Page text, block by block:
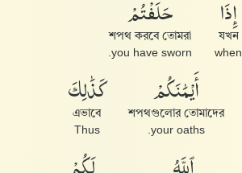
إِذَا
যখন
when
حَلَفْتُمْ
শপথ করবে তোমরা
you have sworn.
أَيْمَٰنَكُمْ
শপথগুলোর তোমাদের
your oaths.
كَذَٰلِكَ
এভাবে
Thus